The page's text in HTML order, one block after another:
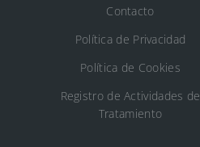
Contacto
Política de Privacidad
Política de Cookies
Registro de Actividades de
Tratamiento